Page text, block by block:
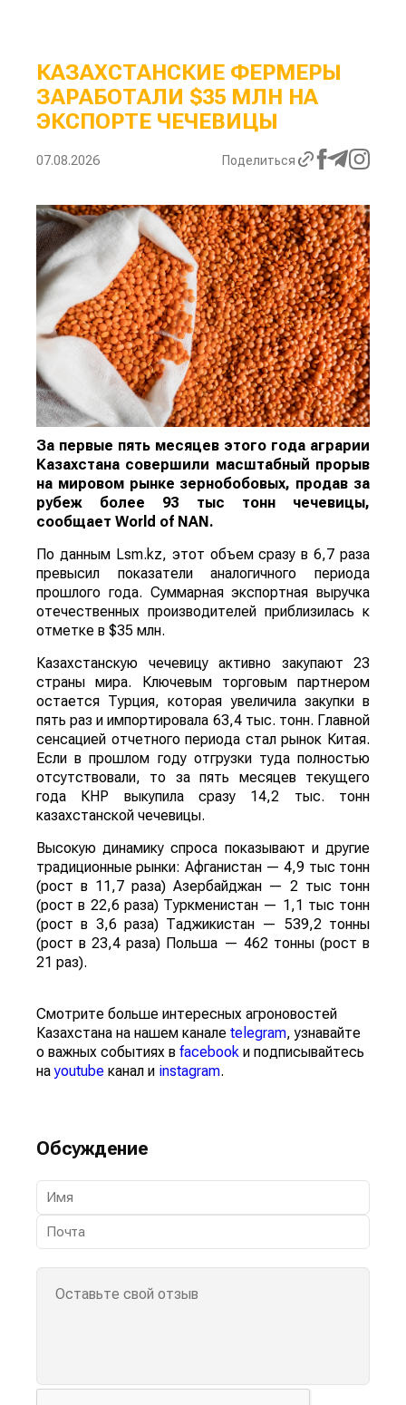
КАЗАХСТАНСКИЕ ФЕРМЕРЫ
ЗАРАБОТАЛИ $35 МЛН НА
ЭКСПОРТЕ ЧЕЧЕВИЦЫ
07.08.2026 Поделиться
За первые пять месяцев этого года аграрии
Казахстана совершили масштабный прорыв
на мировом рынке зернобобовых, продав за
рубеж более 93 тыс тонн чечевицы,
сообщает World of NAN.
По данным Lsm.kz, этот объем сразу в 6,7 раза
превысил показатели аналогичного периода
прошлого года. Суммарная экспортная выручка
отечественных производителей приблизилась к
отметке в $35 млн.
Казахстанскую чечевицу активно закупают 23
страны мира. Ключевым торговым партнером
остается Турция, которая увеличила закупки в
пять раз и импортировала 63,4 тыс. тонн. Главной
сенсацией отчетного периода стал рынок Китая.
Если в прошлом году отгрузки туда полностью
отсутствовали, то за пять месяцев текущего
года КНР выкупила сразу 14,2 тыс. тонн
казахстанской чечевицы.
Высокую динамику спроса показывают и другие
традиционные рынки: Афганистан — 4,9 тыс тонн
(рост в 11,7 раза) Азербайджан — 2 тыс тонн
(рост в 22,6 раза) Туркменистан — 1,1 тыс тонн
(рост в 3,6 раза) Таджикистан — 539,2 тонны
(рост в 23,4 раза) Польша — 462 тонны (рост в
21 раз).
Смотрите больше интересных агроновостей
Казахстана на нашем канале telegram, узнавайте
о важных событиях в facebook и подписывайтесь
наyoutube канал и instagram.
Обсуждение